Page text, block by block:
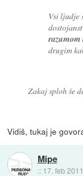
Vsi ljudje
razumom
drugim
Zakaj sploh še
Vidiš, tukaj je
Mipe
:: 17. feb